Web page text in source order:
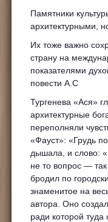
Памятники
архитектурными,
Их тоже важно
страну на
показателями
повести А.С
Тургенева «Ася»
архитектурные
переполняли
«Фауст»: «Грудь
дышала, и слово:
не то вопрос —
бродил по
знаменитое на
автора. Оно
ради которой туда